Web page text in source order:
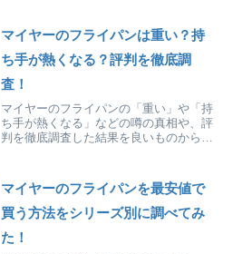
マイヤーのフライパンは重い？持
ち手が熱くなる？評判を徹底調
査！
マイヤーのフライパンの「重い」や「持
ち手が熱くなる」などの噂の真相や、評
判を徹底調査した結果を良いものから悪
マイヤーのフライパンを最安値で
買う方法をシリーズ別に調べてみ
た！